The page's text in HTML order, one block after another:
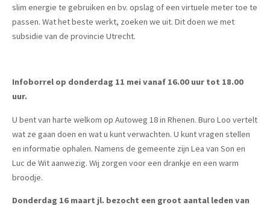
slim energie te gebruiken en bv. opslag of een virtuele meter toe te
passen. Wat het beste werkt, zoeken we uit. Dit doen we met
subsidie van de provincie Utrecht.
Infoborrel op donderdag 11 mei vanaf 16.00 uur tot 18.00
uur.
U bent van harte welkom op Autoweg 18 in Rhenen. Buro Loo vertelt
wat ze gaan doen en wat u kunt verwachten. U kunt vragen stellen
en informatie ophalen. Namens de gemeente zijn Lea van Son en
Luc de Wit aanwezig. Wij zorgen voor een drankje en een warm
broodje.
Donderdag 16 maart jl. bezocht een groot aantal leden van